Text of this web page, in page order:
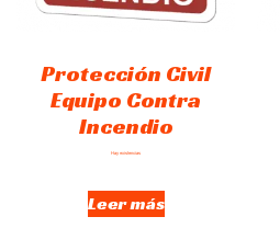
Protección Civil
Equipo Contra
Incendio
Hay existencias
Leer más